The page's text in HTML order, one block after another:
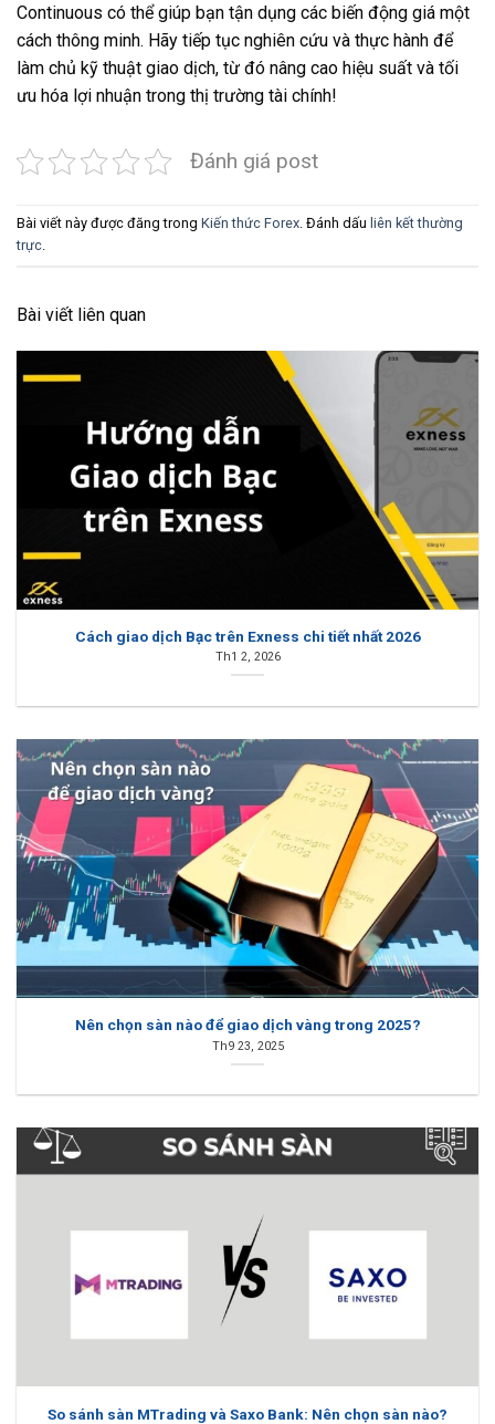
Continuous có thể giúp bạn tận dụng các biến động giá một
cách thông minh. Hãy tiếp tục nghiên cứu và thực hành để
làm chủ kỹ thuật giao dịch, từ đó nâng cao hiệu suất và tối
ưu hóa lợi nhuận trong thị trường tài chính!
Đánh giá post
Bài viết này được đăng trong Kiến thức Forex . Đánh dấu liên kết thường
trực
Bài viết liên quan
Cách giao dịch Bạc trên Exness chi tiết nhất 2026
Th1 2, 2026
Nên chọn sàn nào để giao dịch vàng trong 2025?
Th9 23, 2025
So sánh sàn MTrading và Saxo Bank: Nên chọn sàn nào?